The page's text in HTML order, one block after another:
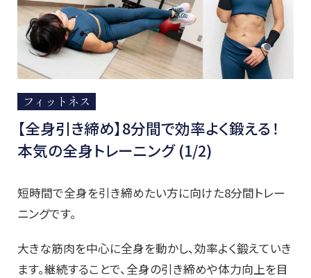
フィットネス
【全身引き締め】8分間で効率よく鍛える！
本気の全身トレーニング (1/2)
短時間で全身を引き締めたい方に向けた8分間トレー
ニングです。
大きな筋肉を中心に全身を動かし、効率よく鍛えていき
ます。継続することで、全身の引き締めや体力向上を目